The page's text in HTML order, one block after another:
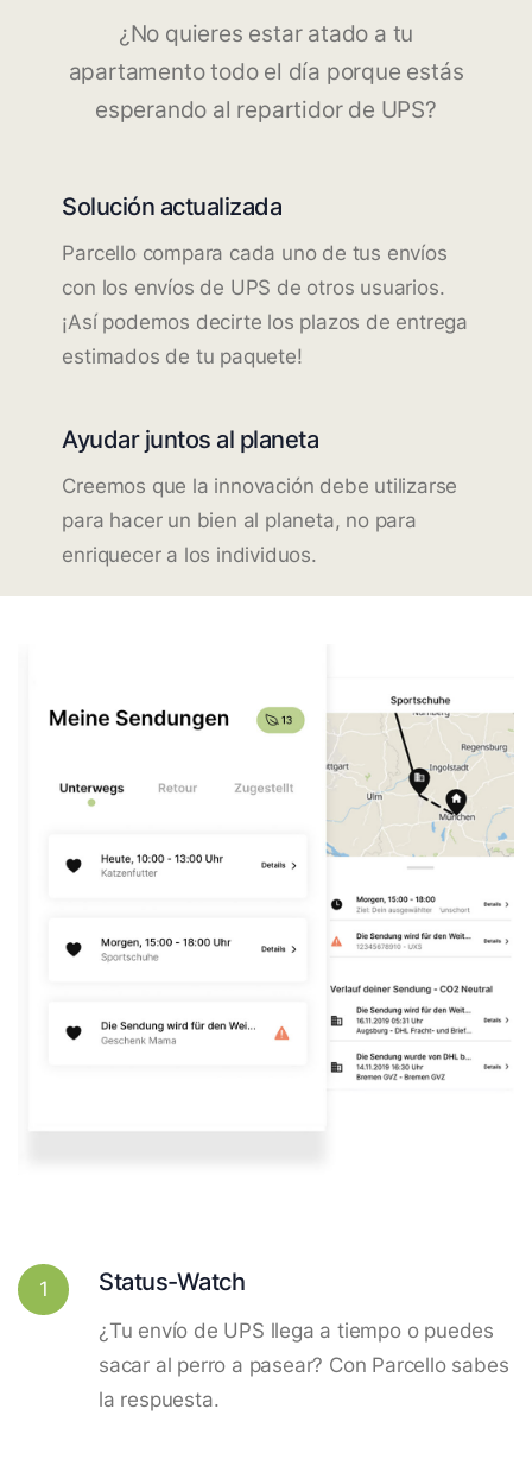
¿No quieres estar atado a tu
apartamento todo el día porque estás
esperando al repartidor de UPS?
Solución actualizada
Parcello compara cada uno de tus envíos
con los envíos de UPS de otros usuarios.
¡Así podemos decirte los plazos de entrega
estimados de tu paquete!
Ayudar juntos al planeta
Creemos que la innovación debe utilizarse
para hacer un bien al planeta, no para
enriquecer a los individuos.
1 Status-Watch
¿Tu envío de UPS llega a tiempo o puedes
sacar al perro a pasear? Con Parcello sabes
la respuesta.